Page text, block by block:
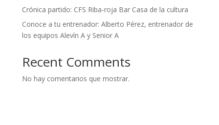
Crónica partido: CFS Riba-roja Bar Casa de la cultura
Conoce a tu entrenador: Alberto Pérez, entrenador de
los equipos Alevín A y Senior A
Recent Comments
No hay comentarios que mostrar.